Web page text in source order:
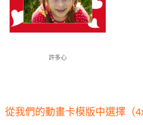
許多心
從我們的動畫卡模版中選擇（